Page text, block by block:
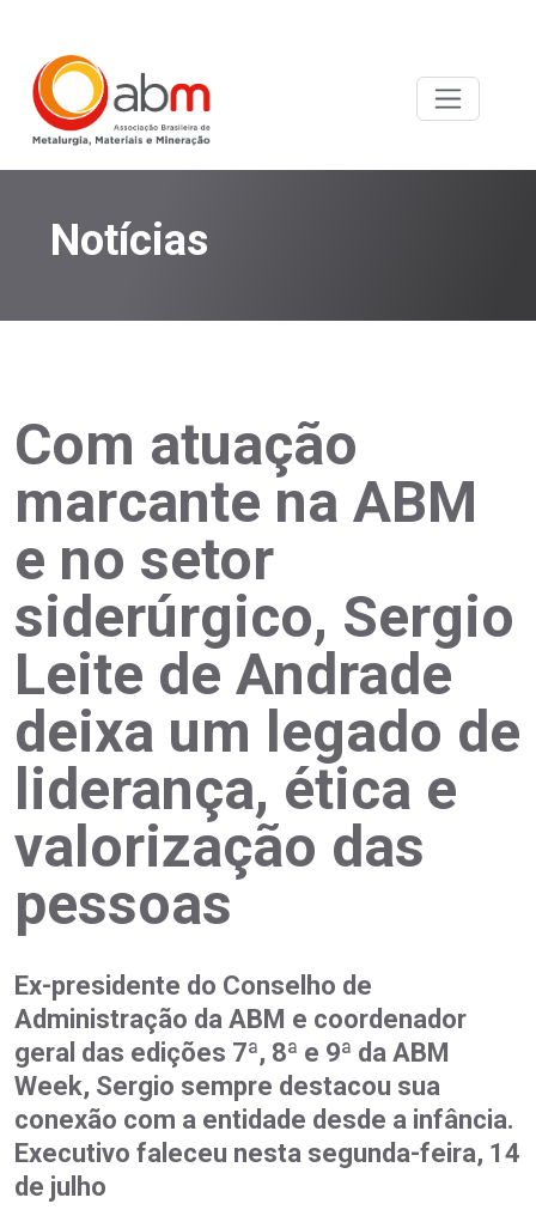
Notícias
Com atuação
marcante na ABM
e no setor
siderúrgico, Sergio
Leite de Andrade
deixa um legado de
liderança, ética e
valorização das
pessoas
Ex-presidente do Conselho de
Administração da ABM e coordenador
geral das edições 7ª, 8ª e 9ª da ABM
Week, Sergio sempre destacou sua
conexão com a entidade desde a infância.
Executivo faleceu nesta segunda-feira, 14
de julho